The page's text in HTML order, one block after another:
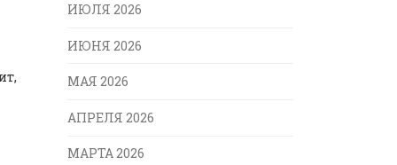
ИЮЛЯ 2026
ИЮНЯ 2026
МАЯ 2026
АПРЕЛЯ 2026
МАРТА 2026